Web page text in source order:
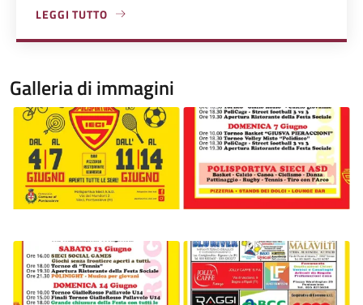
LEGGI TUTTO
A PROPOSITO DI POLISPORTIVA SIECI ASD
Galleria di immagini
Image
Image
Image Image